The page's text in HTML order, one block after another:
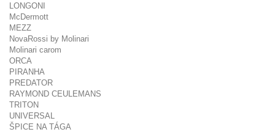
LONGONI
McDermott
MEZZ
NovaRossi by Molinari
Molinari carom
ORCA
PIRANHA
PREDATOR
RAYMOND CEULEMANS
TRITON
UNIVERSAL
ŠPICE NA TÁGA